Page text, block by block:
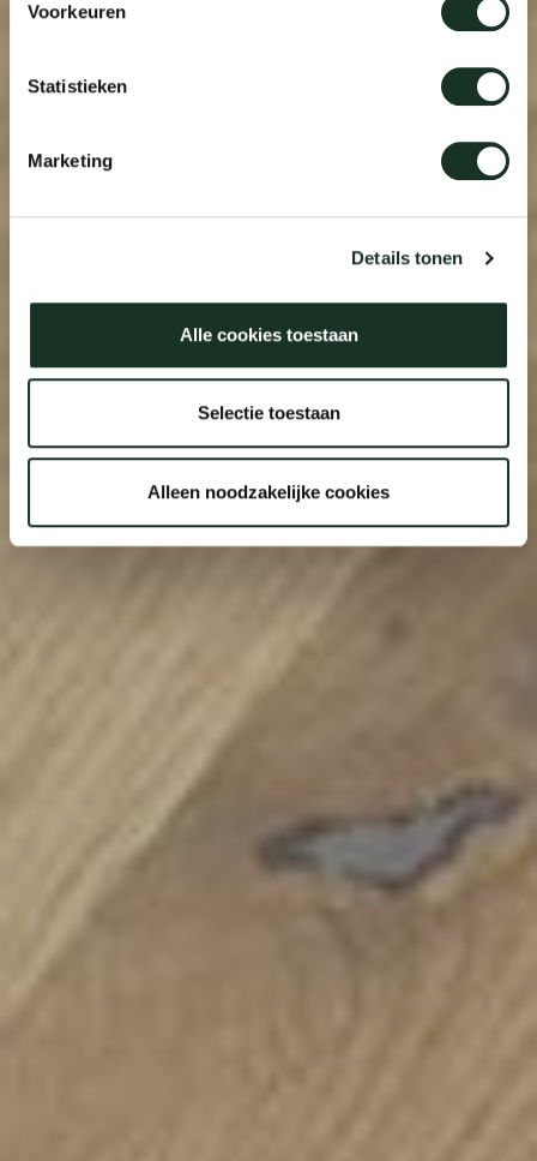
Voorkeuren
Statistieken
Marketing
Details tonen
Alle cookies toestaan
Selectie toestaan
Alleen noodzakelijke cookies